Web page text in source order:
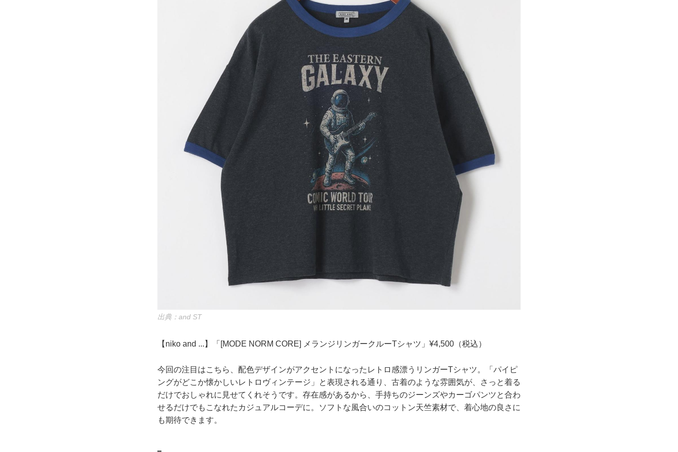
出典：and ST
【niko and ...】「[MODE NORM CORE] メランジリンガークルーTシャツ」¥4,500（税込）
今回の注目はこちら、配色デザインがアクセントになったレトロ感漂うリンガーTシャツ。「パイピ
ングがどこか懐かしいレトロヴィンテージ」と表現される通り、古着のような雰囲気が、さっと着る
だけでおしゃれに見せてくれそうです。存在感があるから、手持ちのジーンズやカーゴパンツと合わ
せるだけでもこなれたカジュアルコーデに。ソフトな風合いのコットン天竺素材で、着心地の良さに
も期待できます。